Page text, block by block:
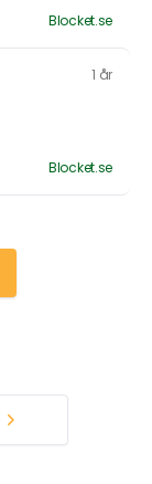
Blocket.se
1 år
Blocket.se